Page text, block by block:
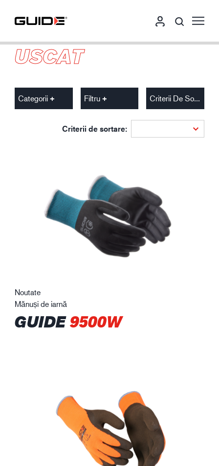
USCAT
Categorii Filtru Criterii De Sortare
Criterii de sortare:
Noutate
Mănuși de iarnă
GUIDE9500W